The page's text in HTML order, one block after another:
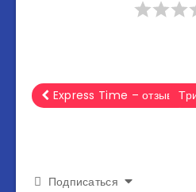
Express Time – отзывы
Подписаться